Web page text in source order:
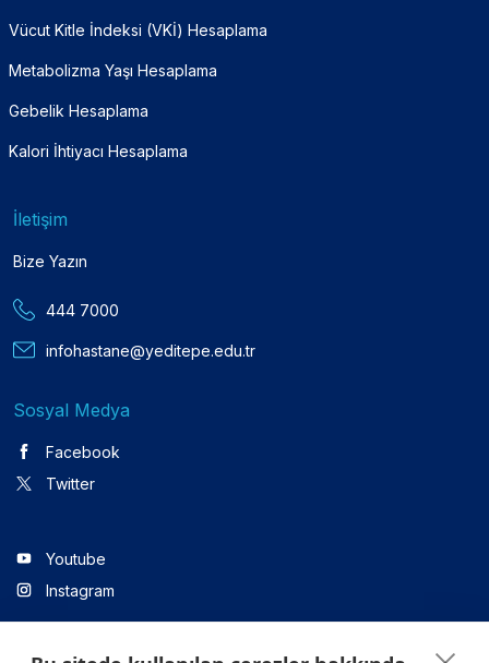
Vücut Kitle İndeksi (VKİ) Hesaplama
Metabolizma Yaşı Hesaplama
Gebelik Hesaplama
Kalori İhtiyacı Hesaplama
İletişim
Bize Yazın
444 7000
infohastane@yeditepe.edu.tr
Sosyal Medya
Facebook
Twitter
Youtube
Instagram